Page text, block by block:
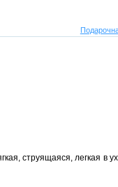
струящаяся, легкая в